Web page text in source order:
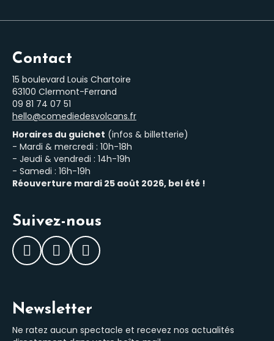
Contact
15 boulevard Louis Chartoire
63100 Clermont-Ferrand
‭09 81 74 07 51‬
hello@comediedesvolcans.fr
Horaires du guichet (infos & billetterie)
- Mardi & mercredi : 10h-18h
- Jeudi & vendredi : 14h-19h
- Samedi : 16h-19h
Réouverture mardi 25 août 2026, bel été !
Suivez-nous
Facebook
InstagramLinkedIn
Newsletter
Ne ratez aucun spectacle et recevez nos actualités